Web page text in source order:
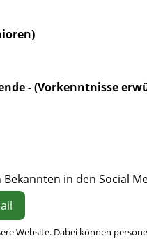
- (Vorkenntnisse
in den Social
Website. Dabei können